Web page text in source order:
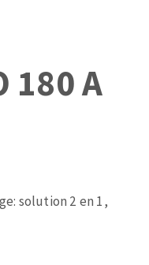
180 A
solution 2 en 1,